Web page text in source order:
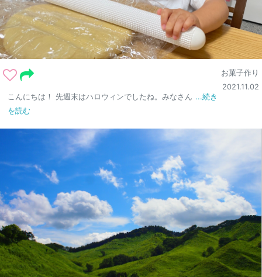
お菓子作り
2021.11.02
こんにちは！ 先週末はハロウィンでしたね。みなさん ...続き
を読む